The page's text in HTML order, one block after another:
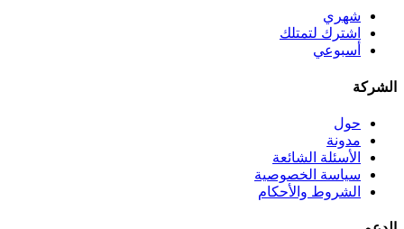
شهري
اشترك لتمتلك
أسبوعي
الشركة
حول
مدونة
الأسئلة الشائعة
سياسة الخصوصية
الشروط والأحكام